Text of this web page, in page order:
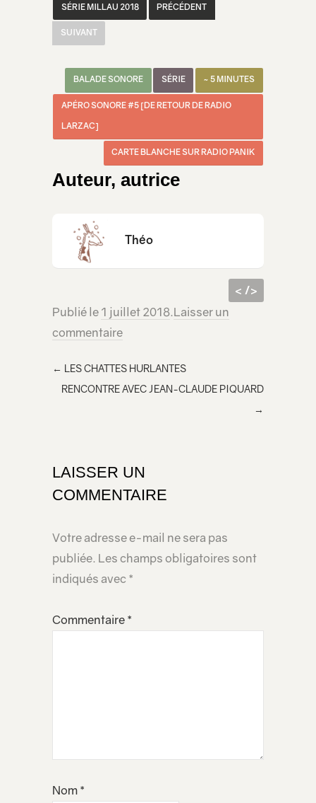
SÉRIE MILLAU 2018 PRÉCÉDENT
SUIVANT
~ 5 MINUTES
SÉRIE
BALADE SONORE
APÉRO SONORE #5 [DE RETOUR DE RADIO
LARZAC]
CARTE BLANCHE SUR RADIO PANIK
Auteur, autrice
Théo
< />
dans
votre
Publié le 1 juillet 2018.Laisser un
commentaire
← LES CHATTES HURLANTES
RENCONTRE AVEC JEAN-CLAUDE PIQUARD
→
LAISSER UN
COMMENTAIRE
Votre adresse e-mail ne sera pas
publiée. Les champs obligatoires sont
indiqués avec *
Commentaire *
Nom *